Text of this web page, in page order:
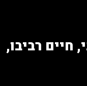
חיים רביבו,